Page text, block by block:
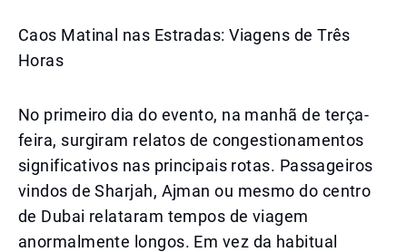
Caos Matinal nas Estradas: Viagens de Três
Horas
No primeiro dia do evento, na manhã de terça-
feira, surgiram relatos de congestionamentos
significativos nas principais rotas. Passageiros
vindos de Sharjah, Ajman ou mesmo do centro
de Dubai relataram tempos de viagem
anormalmente longos. Em vez da habitual